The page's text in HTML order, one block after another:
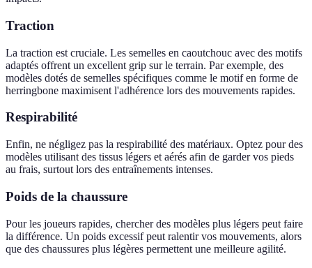
Traction
La traction est cruciale. Les semelles en caoutchouc avec des motifs
adaptés offrent un excellent grip sur le terrain. Par exemple, des
modèles dotés de semelles spécifiques comme le motif en forme de
herringbone maximisent l'adhérence lors des mouvements rapides.
Respirabilité
Enfin, ne négligez pas la respirabilité des matériaux. Optez pour des
modèles utilisant des tissus légers et aérés afin de garder vos pieds
au frais, surtout lors des entraînements intenses.
Poids de la chaussure
Pour les joueurs rapides, chercher des modèles plus légers peut faire
la différence. Un poids excessif peut ralentir vos mouvements, alors
que des chaussures plus légères permettent une meilleure agilité.